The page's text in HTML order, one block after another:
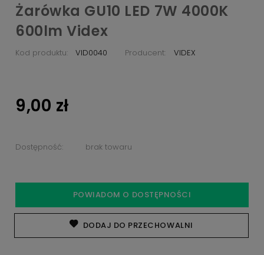
Żarówka GU10 LED 7W 4000K
600lm Videx
Producent: VIDEX
Kod produktu: VID0040
9,00 zł
Dostępność: brak towaru
POWIADOM O DOSTĘPNOŚCI
DODAJ DO PRZECHOWALNI